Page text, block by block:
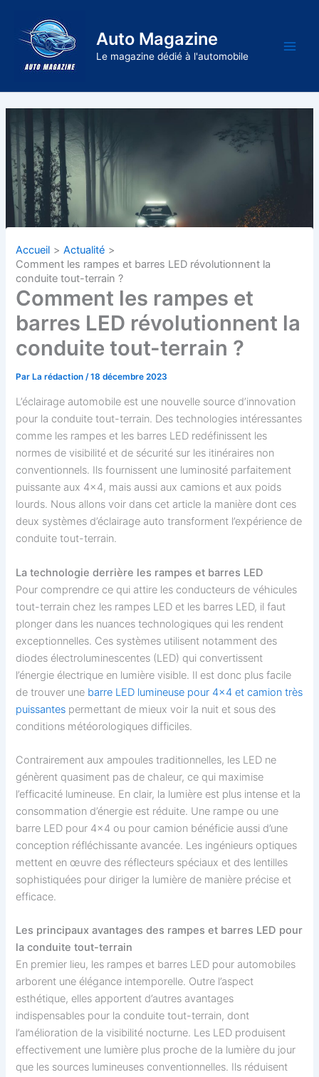
contenu
Auto Magazine
Le magazine dédié à l'automobile
Accueil
Actualité
Comment les rampes et barres LED révolutionnent la
conduite tout-terrain ?
Comment les rampes et
barres LED révolutionnent la
conduite tout-terrain ?
ParLa rédaction/18 décembre 2023
L’éclairage automobile est une nouvelle source d’innovation
pour la conduite tout-terrain. Des technologies intéressantes
comme les rampes et les barres LED redéfinissent les
normes de visibilité et de sécurité sur les itinéraires non
conventionnels. Ils fournissent une luminosité parfaitement
puissante aux 4×4, mais aussi aux camions et aux poids
lourds. Nous allons voir dans cet article la manière dont ces
deux systèmes d’éclairage auto transforment l’expérience de
conduite tout-terrain.
La technologie derrière les rampes et barres LED
Pour comprendre ce qui attire les conducteurs de véhicules
tout-terrain chez les rampes LED et les barres LED, il faut
plonger dans les nuances technologiques qui les rendent
exceptionnelles. Ces systèmes utilisent notamment des
diodes électroluminescentes (LED) qui convertissent
l’énergie électrique en lumière visible. Il est donc plus facile
de trouver une barre LED lumineuse pour 4×4 et camion très
puissantes permettant de mieux voir la nuit et sous des
conditions météorologiques difficiles.
Contrairement aux ampoules traditionnelles, les LED ne
génèrent quasiment pas de chaleur, ce qui maximise
l’efficacité lumineuse. En clair, la lumière est plus intense et la
consommation d’énergie est réduite. Une rampe ou une
barre LED pour 4×4 ou pour camion bénéficie aussi d’une
conception réfléchissante avancée. Les ingénieurs optiques
mettent en œuvre des réflecteurs spéciaux et des lentilles
sophistiquées pour diriger la lumière de manière précise et
efficace.
Les principaux avantages des rampes et barres LED pour
la conduite tout-terrain
En premier lieu, les rampes et barres LED pour automobiles
arborent une élégance intemporelle. Outre l’aspect
esthétique, elles apportent d’autres avantages
indispensables pour la conduite tout-terrain, dont
l’amélioration de la visibilité nocturne. Les LED produisent
effectivement une lumière plus proche de la lumière du jour
que les sources lumineuses conventionnelles. Ils réduisent